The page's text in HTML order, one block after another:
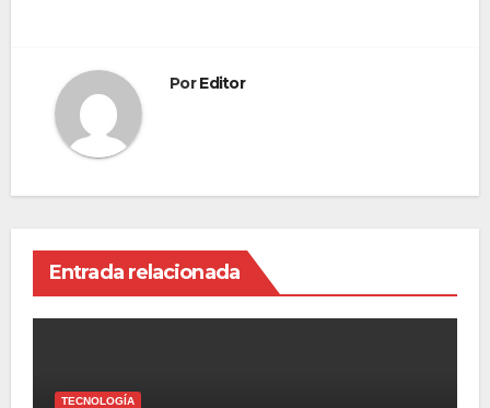
PorEditor
Entrada relacionada
TECNOLOGÍA